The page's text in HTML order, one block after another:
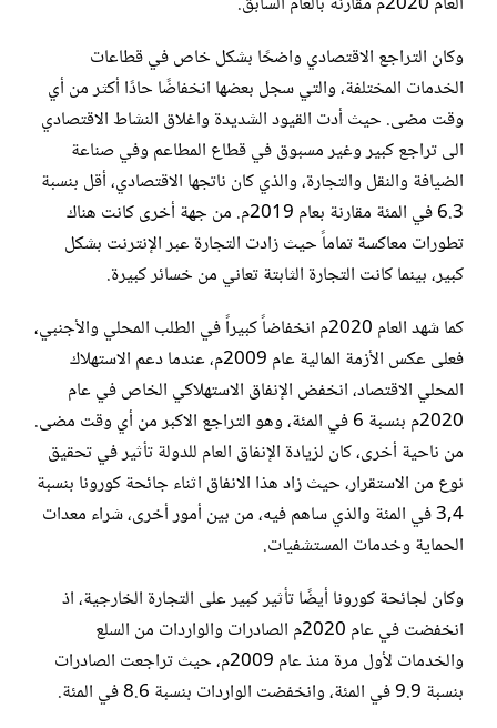
وكان التراجع الاقتصادي واضحًا بشكل خاص في قطاعات
الخدمات المختلفة، والتي سجل بعضها انخفاضًا حادًا أكثر من أي
وقت مضى. حيث أدت القيود الشديدة واغلاق النشاط الاقتصادي
الى تراجع كبير وغير مسبوق في قطاع المطاعم وفي صناعة
الضيافة والنقل والتجارة، والذي كان ناتجها الاقتصادي، أقل بنسبة
6.3 في المئة مقارنة بعام 2019م. من جهة أخرى كانت هناك
تطورات معاكسة تماماً حيث زادت التجارة عبر الإنترنت بشكل
كبير، بينما كانت التجارة الثابتة تعاني من خسائر كبيرة.
كما شهد العام 2020م انخفاضاً كبيراً في الطلب المحلي والأجنبي،
فعلى عكس الأزمة المالية عام 2009م، عندما دعم الاستهلاك
المحلي الاقتصاد، انخفض الإنفاق الاستهلاكي الخاص في عام
2020م بنسبة 6 في المئة، وهو التراجع الاكبر من أي وقت مضى.
من ناحية أخرى، كان لزيادة الإنفاق العام للدولة تأثير في تحقيق
نوع من الاستقرار، حيث زاد هذا الانفاق اثناء جائحة كورونا بنسبة
3,4 في المئة والذي ساهم فيه، من بين أمور أخرى، شراء معدات
الحماية وخدمات المستشفيات.
وكان لجائحة كورونا أيضًا تأثير كبير على التجارة الخارجية، اذ
انخفضت في عام 2020م الصادرات والواردات من السلع
والخدمات لأول مرة منذ عام 2009م، حيث تراجعت الصادرات
بنسبة 9.9 في المئة، وانخفضت الواردات بنسبة 8.6 في المئة.